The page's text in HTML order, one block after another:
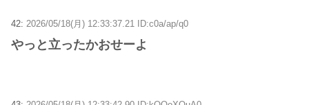
42: 2026/05/18(月) 12:33:37.21 ID:c0a/ap/q0
やっと立ったかおせーよ